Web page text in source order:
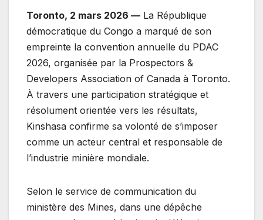
Toronto, 2 mars 2026 — La République
démocratique du Congo a marqué de son
empreinte la convention annuelle du PDAC
2026, organisée par la Prospectors &
Developers Association of Canada à Toronto.
À travers une participation stratégique et
résolument orientée vers les résultats,
Kinshasa confirme sa volonté de s’imposer
comme un acteur central et responsable de
l’industrie minière mondiale.
Selon le service de communication du
ministère des Mines, dans une dépêche